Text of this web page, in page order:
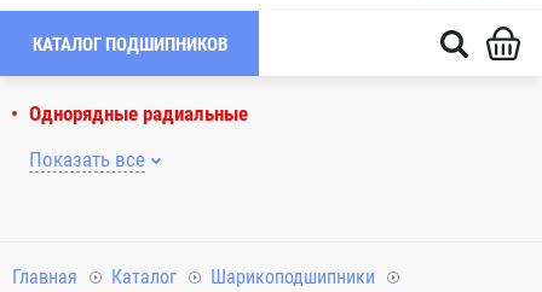
КАТАЛОГ ПОДШИПНИКОВ
Однорядные радиальные
Показать все
Главная Каталог
Шарикоподшипники